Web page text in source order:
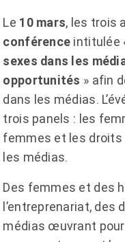
Le 10 mars, les trois
conférence intitulée
sexes dans les
opportunités » afin
dans les médias.
trois panels : les
femmes et les droits
les médias.
Des femmes et des
l’entreprenariat, des
médias œuvrant pour